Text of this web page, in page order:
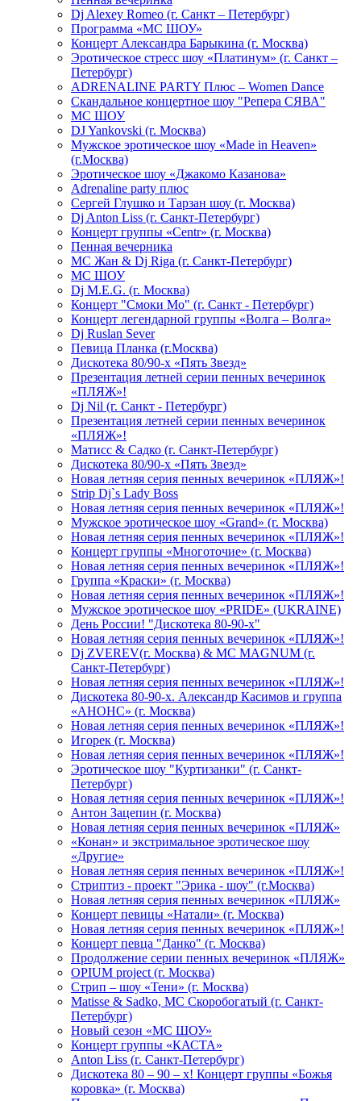
Dj Alexey Romeo (г. Санкт – Петербург)
Программа «МС ШОУ»
Концерт Александра Барыкина (г. Москва)
Эротическое стресс шоу «Платинум» (г. Санкт –
Петербург)
ADRENALINE PARTY Плюс – Women Dance
Скандальное концертное шоу "Репера СЯВА"
МС ШОУ
DJ Yankovski (г. Москва)
Мужское эротическое шоу «Made in Heaven»
(г.Москва)
Эротическое шоу «Джакомо Казанова»
Adrenaline party плюс
Сергей Глушко и Тарзан шоу (г. Москва)
Dj Anton Liss (г. Санкт-Петербург)
Концерт группы «Centr» (г. Москва)
Пенная вечерника
МС Жан & Dj Riga (г. Санкт-Петербург)
МС ШОУ
Dj M.E.G. (г. Москва)
Концерт "Смоки Мо" (г. Санкт - Петербург)
Концерт легендарной группы «Волга – Волга»
Dj Ruslan Sever
Певица Планка (г.Москва)
Дискотека 80/90-х «Пять Звезд»
Презентация летней серии пенных вечеринок
«ПЛЯЖ»!
Dj Nil (г. Санкт - Петербург)
Презентация летней серии пенных вечеринок
«ПЛЯЖ»!
Матисс & Садко (г. Санкт-Петербург)
Дискотека 80/90-х «Пять Звезд»
Новая летняя серия пенных вечеринок «ПЛЯЖ»!
Strip Dj`s Lady Boss
Новая летняя серия пенных вечеринок «ПЛЯЖ»!
Мужское эротическое шоу «Grand» (г. Москва)
Новая летняя серия пенных вечеринок «ПЛЯЖ»!
Концерт группы «Многоточие» (г. Москва)
Новая летняя серия пенных вечеринок «ПЛЯЖ»!
Группа «Краски» (г. Москва)
Новая летняя серия пенных вечеринок «ПЛЯЖ»!
Мужское эротическое шоу «PRIDE» (UKRAINE)
День России! "Дискотека 80-90-х"
Новая летняя серия пенных вечеринок «ПЛЯЖ»!
Dj ZVEREV(г. Москва) & MC MAGNUM (г.
Санкт-Петербург)
Новая летняя серия пенных вечеринок «ПЛЯЖ»!
Дискотека 80-90-х. Александр Касимов и группа
«АНОНС» (г. Москва)
Новая летняя серия пенных вечеринок «ПЛЯЖ»!
Игорек (г. Москва)
Новая летняя серия пенных вечеринок «ПЛЯЖ»!
Эротическое шоу "Куртизанки" (г. Санкт-
Петербург)
Новая летняя серия пенных вечеринок «ПЛЯЖ»!
Антон Зацепин (г. Москва)
Новая летняя серия пенных вечеринок «ПЛЯЖ»
«Конан» и экстримальное эротическое шоу
«Другие»
Новая летняя серия пенных вечеринок «ПЛЯЖ»!
Стриптиз - проект "Эрика - шоу" (г.Москва)
Новая летняя серия пенных вечеринок «ПЛЯЖ»
Концерт певицы «Натали» (г. Москва)
Новая летняя серия пенных вечеринок «ПЛЯЖ»!
Концерт певца "Данко" (г. Москва)
Продолжение серии пенных вечеринок «ПЛЯЖ»
OPIUM project (г. Москва)
Стрип – шоу «Тени» (г. Москва)
Matissе & Sadko, MC Скоробогатый (г. Санкт-
Петербург)
Новый сезон «МС ШОУ»
Концерт группы «КАСТА»
Anton Liss (г. Санкт-Петербург)
Дискотека 80 – 90 – х! Концерт группы «Божья
коровка» (г. Москва)